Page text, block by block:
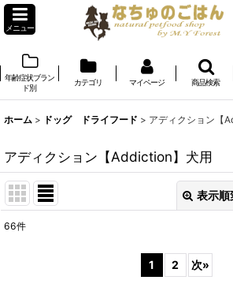
メニュー
年齢症状ブラン
ド別
カテゴリ マイページ 商品検索
ホーム > ドッグ ドライフード > アディクション【
アディクション【Addiction】犬用
表示順
66件
1 2 次»